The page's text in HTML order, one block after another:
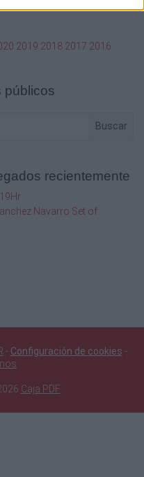
2019 2018 2017 2016
públicos
Buscar
recientemente
Navarro Set of
- Configuración de cookies -
Caja PDF